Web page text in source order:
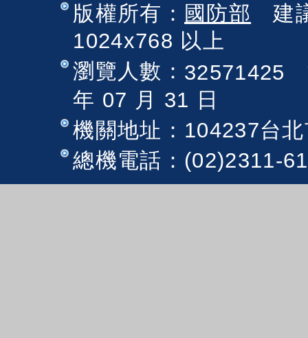
版權所有： 國防部 建
1024x768 以上
瀏覽人數： 32571425
年 07 月 31 日
機關地址：104237台
總機電話：(02)2311-